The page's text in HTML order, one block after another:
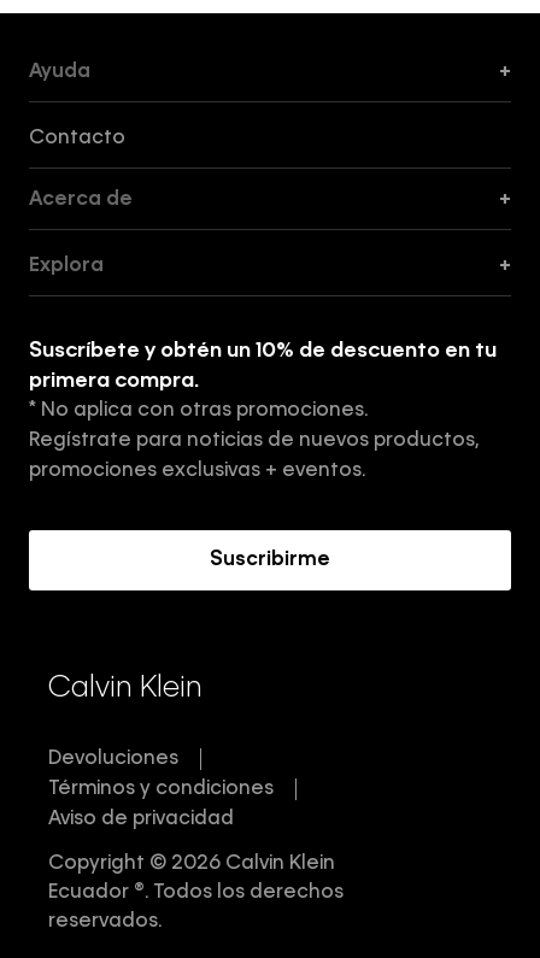
Ayuda +
Contacto
Acerca de +
Tiendas
Aviso de privacidad
Términos y Condiciones
Explora +
Suscríbete y obtén un 10% de descuento en tu
primera compra.
* No aplica con otras promociones.
Regístrate para noticias de nuevos productos,
promociones exclusivas + eventos.
Suscribirme
Calvin Klein
Devoluciones
Términos y condiciones
Aviso de privacidad
Copyright © 2026 Calvin Klein
Ecuador ®. Todos los derechos
reservados.